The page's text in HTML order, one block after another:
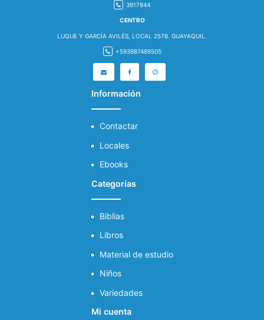
3917844
CENTRO
LUQUE Y GARCÍA AVILÉS, LOCAL 2576. GUAYAQUIL.
+593987489505
Información
Contactar
Locales
Ebooks
Categorías
Biblias
Libros
Material de estudio
Niños
Variedades
Mi cuenta